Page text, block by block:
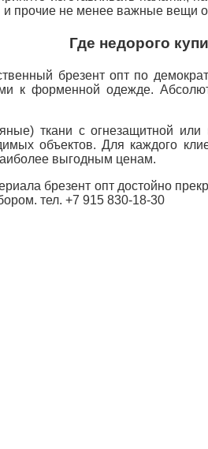
прочие не менее важные вещи
Где недорого
брезент опт по
к форменной одежде.
ткани с огнезащитной
объектов. Для каждого
выгодным ценам.
брезент опт достойно
тел. +7 915 830-18-30